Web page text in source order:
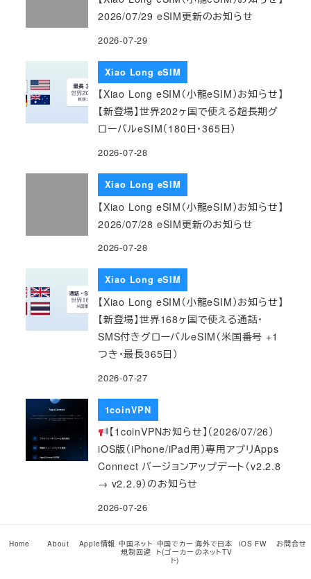
2026/07/29 eSIM更新のお知らせ
2026-07-29
Xiao Long eSIM
【Xiao Long eSIM（小龍eSIM）お知らせ】
【新登場】世界202ヶ国で使える超長期グ
ローバルeSIM（180日・365日）
2026-07-28
Xiao Long eSIM
【Xiao Long eSIM（小龍eSIM）お知らせ】
2026/07/28 eSIM更新のお知らせ
2026-07-28
Xiao Long eSIM
【Xiao Long eSIM（小龍eSIM）お知らせ】
【新登場】世界168ヶ国で使える通話・
SMS付きグローバルeSIM（米国番号 +1
つき・最長365日）
2026-07-27
1coinVPN
【1coinVPNお知らせ】（2026/07/26）
iOS版（iPhone/iPad用）専用アプリApps
Connect バージョンアップデート（v2.2.8
→ v2.2.9）のお知らせ
2026-07-26
Xiao Long eSIM
【Xiao Long eSIM（小龍eSIM）お知らせ】
Home About Apple情報 中国ネット
規制回避
中国でカー
ト(ゴーカー
ト)
海外で日本
のネットTV
iOS FW お問合せ